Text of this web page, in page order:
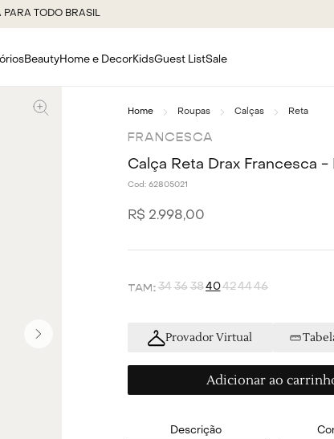
PARA TODO BRASIL
BeautyHome e DecorKidsGuest ListSale
Roupas Calças Reta
FRANCESCA
Calça Reta Drax Francesca -
Cod: 62805021
R$ 2.998,00
34 36 3840424446
Provador Virtual
Adicionar ao
Descrição